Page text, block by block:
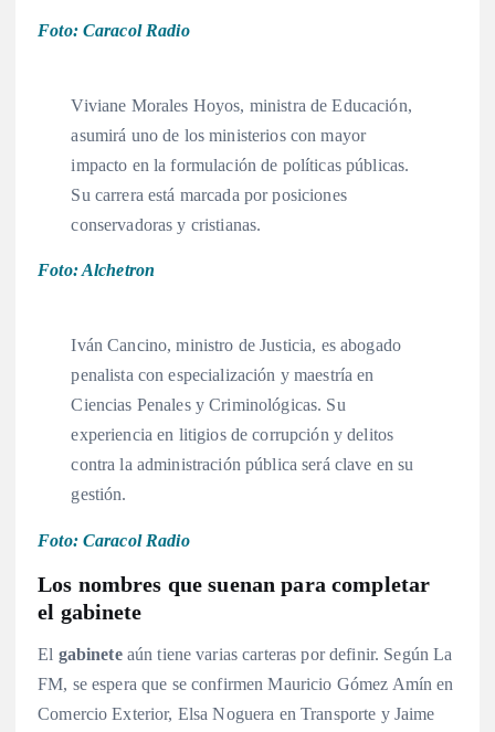
Foto: Caracol Radio
Viviane Morales Hoyos, ministra de Educación,
asumirá uno de los ministerios con mayor
impacto en la formulación de políticas públicas.
Su carrera está marcada por posiciones
conservadoras y cristianas.
Foto: Alchetron
Iván Cancino, ministro de Justicia, es abogado
penalista con especialización y maestría en
Ciencias Penales y Criminológicas. Su
experiencia en litigios de corrupción y delitos
contra la administración pública será clave en su
gestión.
Foto: Caracol Radio
Los nombres que suenan para completar
el gabinete
El gabineteaún tiene varias carteras por definir. Según La
FM, se espera que se confirmen Mauricio Gómez Amín en
Comercio Exterior, Elsa Noguera en Transporte y Jaime